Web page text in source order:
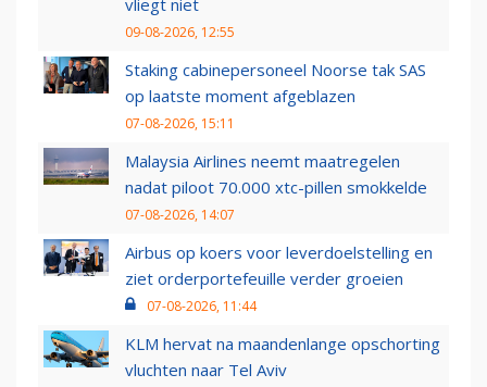
vliegt niet
09-08-2026, 12:55
Staking cabinepersoneel Noorse tak SAS
op laatste moment afgeblazen
07-08-2026, 15:11
Malaysia Airlines neemt maatregelen
nadat piloot 70.000 xtc-pillen smokkelde
07-08-2026, 14:07
Airbus op koers voor leverdoelstelling en
ziet orderportefeuille verder groeien
07-08-2026, 11:44
KLM hervat na maandenlange opschorting
vluchten naar Tel Aviv